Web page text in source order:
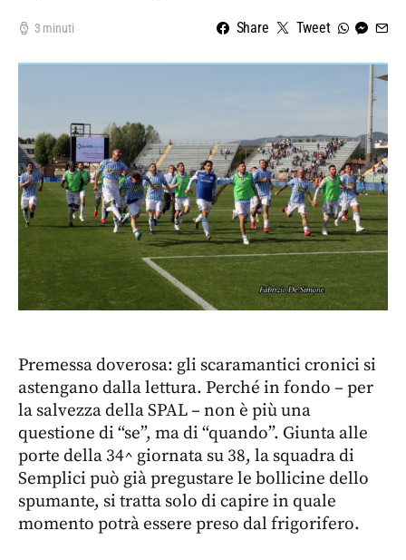
3 minuti Share Tweet
Premessa doverosa: gli scaramantici cronici si
astengano dalla lettura. Perché in fondo – per
la salvezza della SPAL – non è più una
questione di “se”, ma di “quando”. Giunta alle
porte della 34^ giornata su 38, la squadra di
Semplici può già pregustare le bollicine dello
spumante, si tratta solo di capire in quale
momento potrà essere preso dal frigorifero.